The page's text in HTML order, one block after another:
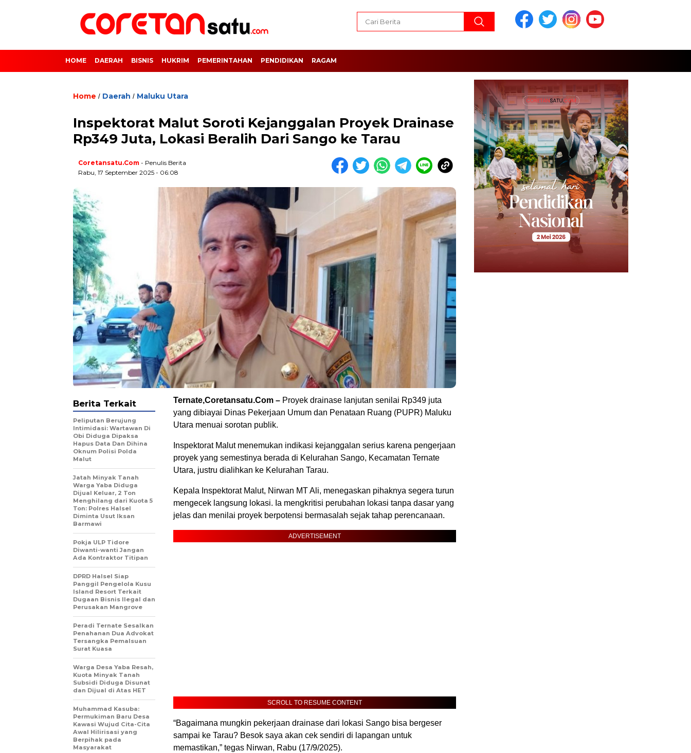
HOME DAERAH BISNIS HUKRIM PEMERINTAHAN PENDIDIKAN RAGAM
Home / Daerah / Maluku Utara
Inspektorat Malut Soroti Kejanggalan Proyek Drainase
Rp349 Juta, Lokasi Beralih Dari Sango ke Tarau ‎
Coretansatu.com - Penulis Berita
Rabu, 17 September 2025 - 06:08
‎Ternate,Coretansatu.Com – Proyek drainase lanjutan senilai Rp349 juta
yang dibiayai Dinas Pekerjaan Umum dan Penataan Ruang (PUPR) Maluku
Utara menuai sorotan publik.
Inspektorat Malut menemukan indikasi kejanggalan serius karena pengerjaan
proyek yang semestinya berada di Kelurahan Sango, Kecamatan Ternate
Utara, justru dialihkan ke Kelurahan Tarau.
‎Kepala Inspektorat Malut, Nirwan MT Ali, menegaskan pihaknya segera turun
mengecek langsung lokasi. Ia mengkritisi perubahan lokasi tanpa dasar yang
jelas dan menilai proyek berpotensi bermasalah sejak tahap perencanaan.
ADVERTISEMENT
SCROLL TO RESUME CONTENT
‎“Bagaimana mungkin pekerjaan drainase dari lokasi Sango bisa bergeser
sampai ke Tarau? Besok saya akan cek sendiri di lapangan untuk
memastikan,” tegas Nirwan, Rabu (17/9/2025).
Berita Terkait
Peliputan Berujung
Intimidasi: Wartawan Di
Obi Diduga Dipaksa
Hapus Data Dan Dihina
Oknum Polisi Polda
Malut
Jatah Minyak Tanah
Warga Yaba Diduga
Dijual Keluar, 2 Ton
Menghilang dari Kuota 5
Ton: Polres Halsel
Diminta Usut Iksan
Barmawi
Pokja ULP Tidore
Diwanti-wanti Jangan
Ada Kontraktor Titipan
DPRD Halsel Siap
Panggil Pengelola Kusu
Island Resort Terkait
Dugaan Bisnis Ilegal dan
Perusakan Mangrove
Peradi Ternate Sesalkan
Penahanan Dua Advokat
Tersangka Pemalsuan
Surat Kuasa
Warga Desa Yaba Resah,
Kuota Minyak Tanah
Subsidi Diduga Disunat
dan Dijual di Atas HET
Muhammad Kasuba:
Permukiman Baru Desa
Kawasi Wujud Cita-Cita
Awal Hilirisasi yang
Berpihak pada
Masyarakat